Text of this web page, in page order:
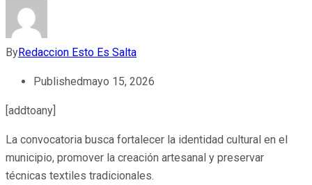
ByRedaccion Esto Es Salta
Publishedmayo 15, 2026
[addtoany]
La convocatoria busca fortalecer la identidad cultural en el
municipio, promover la creación artesanal y preservar
técnicas textiles tradicionales.